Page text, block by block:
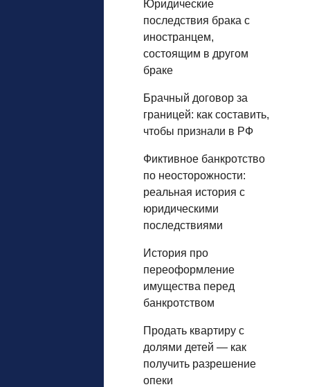
Юридические
последствия брака с
иностранцем,
состоящим в другом
браке
Брачный договор за
границей: как составить,
чтобы признали в РФ
Фиктивное банкротство
по неосторожности:
реальная история с
юридическими
последствиями
История про
переоформление
имущества перед
банкротством
Продать квартиру с
долями детей — как
получить разрешение
опеки